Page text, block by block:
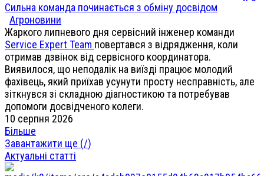
Сильна команда починається з обміну досвідом
Агроновини
Жаркого липневого дня сервісний інженер команди
Service Expert Team повертався з відрядження, коли
отримав дзвінок від сервісного координатора.
Виявилося, що неподалік на виїзді працює молодий
фахівець, який приїхав усунути просту несправність, але
зіткнувся зі складною діагностикою та потребував
допомоги досвідченого колеги.
10 серпня 2026
Більше
Завантажити ще (/)
Актуальні статті